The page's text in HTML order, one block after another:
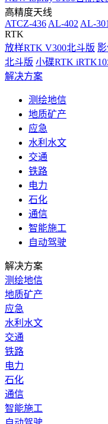
高精度天线
ATCZ-436 AL-402 AL-301
RTK
放样RTK V300北斗版
北斗版 小碟RTK
解决方案
测绘地信
地质矿产
应急
水利水文
交通
铁路
电力
石化
通信
智能施工
自动驾驶
解决方案
测绘地信
地质矿产
应急
水利水文
交通
铁路
电力
石化
通信
智能施工